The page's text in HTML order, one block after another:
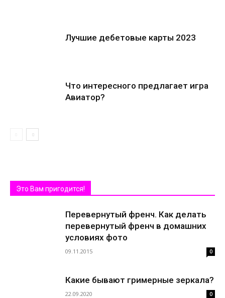
Лучшие дебетовые карты 2023
Что интересного предлагает игра
Авиатор?
Это Вам пригодится!
Перевернутый френч. Как делать
перевернутый френч в домашних
условиях фото
09.11.2015 0
Какие бывают гримерные зеркала?
22.09.2020 0